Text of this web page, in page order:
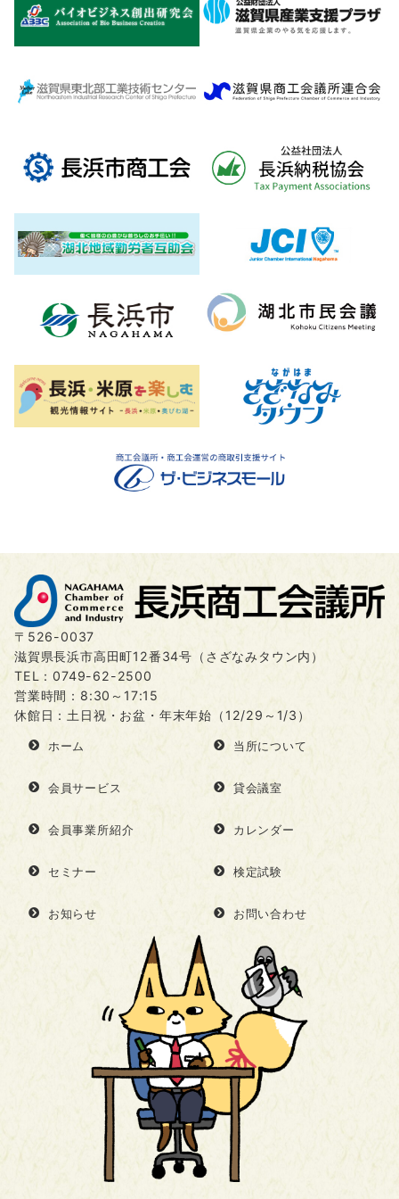
〒526-0037
滋賀県長浜市高田町12番34号（さざなみタウン内）
TEL： 0749-62-2500
営業時間：8:30～17:15
休館日：土日祝・お盆・年末年始（12/29～1/3）
ホーム 当所について
会員サービス 貸会議室
会員事業所紹介 カレンダー
セミナー 検定試験
お知らせ お問い合わせ